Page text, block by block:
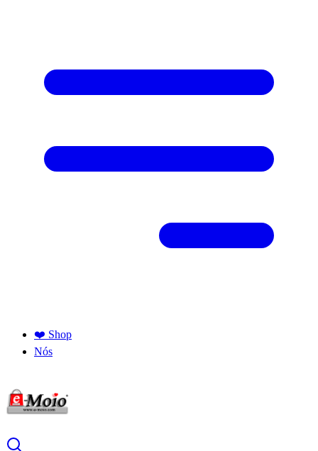
❤️ Shop
Nós